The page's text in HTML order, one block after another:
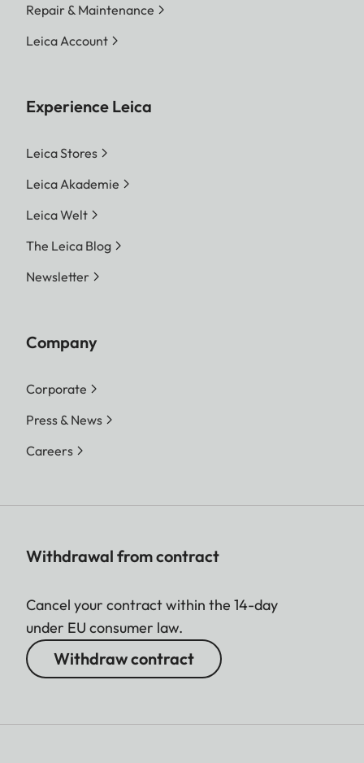
Repair & Maintenance
Leica Account
Experience Leica
Leica Stores
Leica Akademie
Leica Welt
The Leica Blog
Newsletter
Company
Corporate
Press & News
Careers
Withdrawal from contract
Cancel your contract within the 14-day
under EU consumer law.
Withdraw contract